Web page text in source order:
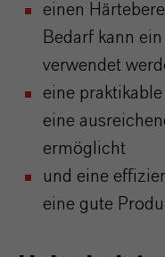
einen
Bedarf kann
verwendet
eine
eine
ermöglicht
und eine
eine gute